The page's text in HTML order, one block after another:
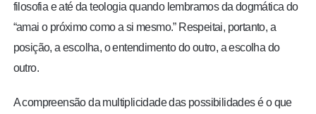
filosofia e até da teologia quando lembramos da dogmática do
“amai o próximo como a si mesmo.” Respeitai, portanto, a
posição, a escolha, o entendimento do outro, a escolha do
outro.
A compreensão da multiplicidade das possibilidades é o que